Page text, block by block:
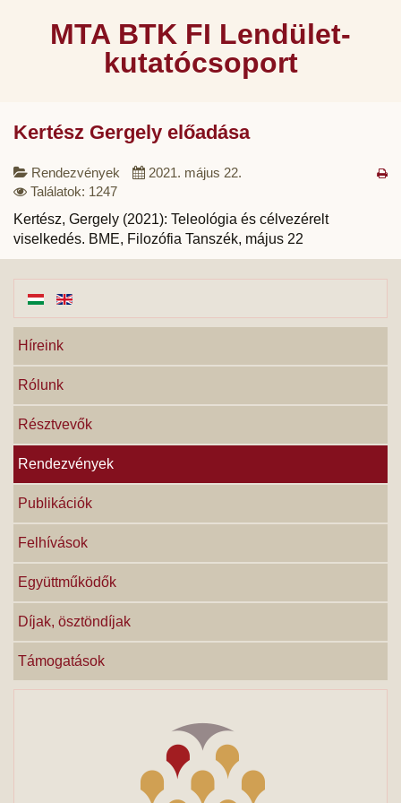
MTA BTK FI Lendület-
kutatócsoport
Kertész Gergely előadása
Rendezvények
2021. május 22.
Találatok: 1247
Kertész, Gergely (2021): Teleológia és célvezérelt
viselkedés. BME, Filozófia Tanszék, május 22
Híreink
Rólunk
Résztvevők
Rendezvények
Publikációk
Felhívások
Együttműködők
Díjak, ösztöndíjak
Támogatások